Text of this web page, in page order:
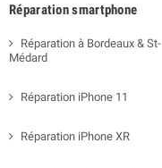
Réparation smartphone
Réparation à Bordeaux & St-
Médard
Réparation iPhone 11
Réparation iPhone XR